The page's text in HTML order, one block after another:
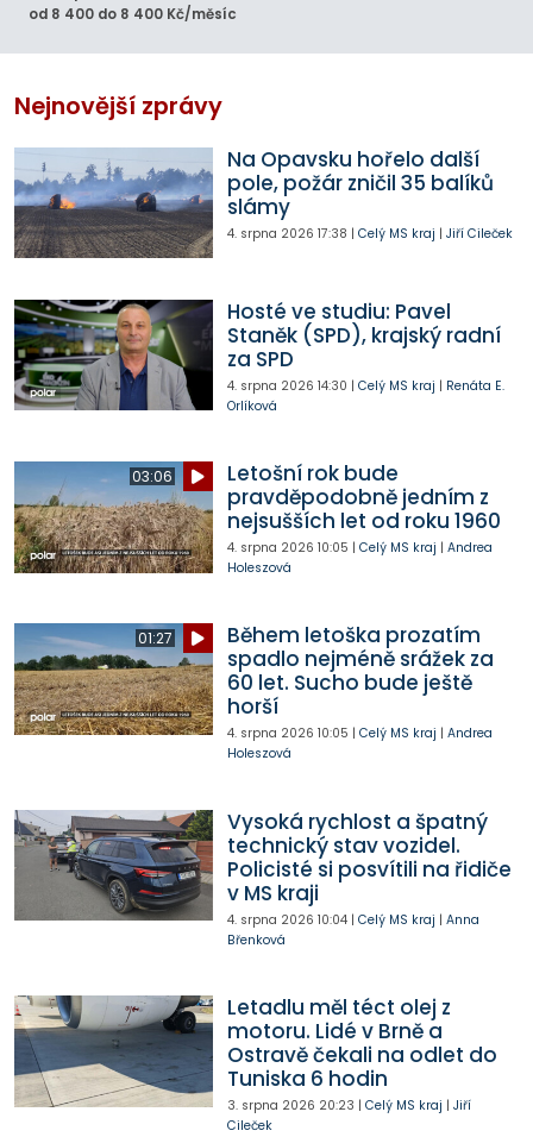
od 8 400 do 8 400 Kč/měsíc
Nejnovější zprávy
Na Opavsku hořelo další
pole, požár zničil 35 balíků
slámy
4. srpna 2026 17:38 | Celý MS kraj | Jiří Cileček
Hosté ve studiu: Pavel
Staněk (SPD), krajský radní
za SPD
4. srpna 2026 14:30 | Celý MS kraj | Renáta E.
Orlíková
03:06
Letošní rok bude
pravděpodobně jedním z
nejsušších let od roku 1960
4. srpna 2026 10:05 | Celý MS kraj | Andrea
Holeszová
01:27
Během letoška prozatím
spadlo nejméně srážek za
60 let. Sucho bude ještě
horší
4. srpna 2026 10:05 | Celý MS kraj | Andrea
Holeszová
Vysoká rychlost a špatný
technický stav vozidel.
Policisté si posvítili na řidiče
v MS kraji
4. srpna 2026 10:04| Celý MS kraj | Anna
Břenková
Letadlu měl téct olej z
motoru. Lidé v Brně a
Ostravě čekali na odlet do
Tuniska 6 hodin
3. srpna 2026 20:23 | Celý MS kraj | Jiří
Cileček